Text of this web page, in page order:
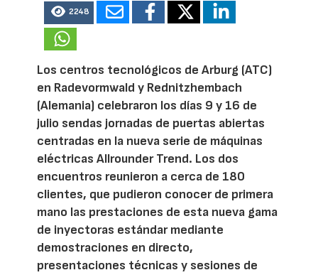
2248
Los centros tecnológicos de Arburg (ATC)
en Radevormwald y Rednitzhembach
(Alemania) celebraron los días 9 y 16 de
julio sendas jornadas de puertas abiertas
centradas en la nueva serie de máquinas
eléctricas Allrounder Trend. Los dos
encuentros reunieron a cerca de 180
clientes, que pudieron conocer de primera
mano las prestaciones de esta nueva gama
de inyectoras estándar mediante
demostraciones en directo,
presentaciones técnicas y sesiones de